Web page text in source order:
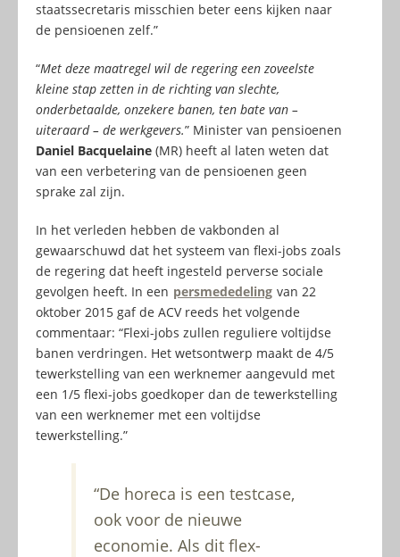
staatssecretaris misschien beter eens kijken naar
de pensioenen zelf.”
“Met deze maatregel wil de regering een zoveelste
kleine stap zetten in de richting van slechte,
onderbetaalde, onzekere banen, ten bate van –
uiteraard – de werkgevers.” Minister van pensioenen
Daniel Bacquelaine (MR) heeft al laten weten dat
van een verbetering van de pensioenen geen
sprake zal zijn.
In het verleden hebben de vakbonden al
gewaarschuwd dat het systeem van flexi-jobs zoals
de regering dat heeft ingesteld perverse sociale
gevolgen heeft. In een persmededeling van 22
oktober 2015 gaf de ACV reeds het volgende
commentaar: “Flexi-jobs zullen reguliere voltijdse
banen verdringen. Het wetsontwerp maakt de 4/5
tewerkstelling van een werknemer aangevuld met
een 1/5 flexi-jobs goedkoper dan de tewerkstelling
van een werknemer met een voltijdse
tewerkstelling.”
“De horeca is een testcase,
ook voor de nieuwe
economie. Als dit flex-